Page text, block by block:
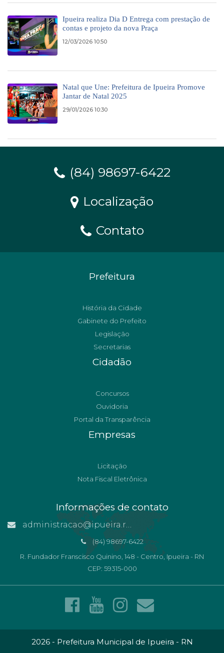
Ipueira realiza Dia D Entrega com prestação de
contas e projeto da nova Praça
12/03/2026 10:50
Natal que Une: Prefeitura de Ipueira Promove
Jantar de Natal 2025
29/01/2026 10:30
(84) 98697-6422
Localização
Contato
Prefeitura
História da Cidade
Gabinete do Prefeito
Legislação
Secretarias
Cidadão
Concursos
Ouvidoria
Portal da Transparência
Empresas
Licitação
Nota Fiscal Eletrônica
Informações de contato
administracao@ipueira.rn.gov.br
(84) 98697-6422
R. Fundador Franscisco Quinino, 148 - Centro, Ipueira - RN
CEP: 59315-000
2026 - Prefeitura Municipal de Ipueira - RN